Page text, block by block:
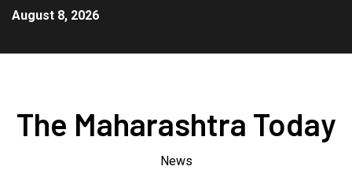
August 8, 2026
The Maharashtra Today
News